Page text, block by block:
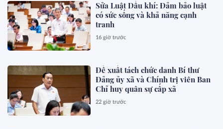
Sửa Luật Dầu khí: Đảm bảo luật
có sức sống và khả năng cạnh
tranh
16 giờ trước
Đề xuất tách chức danh Bí thư
Đảng ủy xã và Chính trị viên Ban
Chỉ huy quân sự cấp xã
22 giờ trước